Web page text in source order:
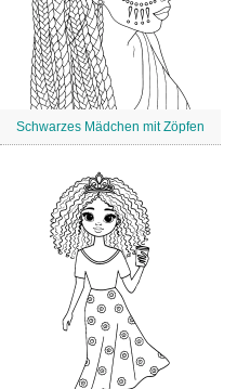
Schwarzes Mädchen mit Zöpfen